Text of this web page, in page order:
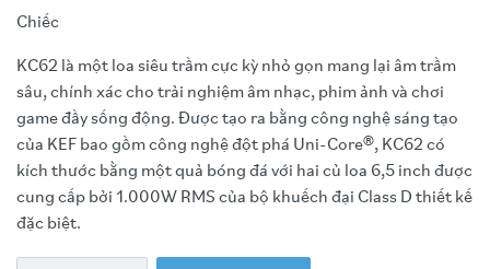
Chiếc
KC62 là một loa siêu trầm cực kỳ nhỏ gọn mang lại âm trầm
sâu, chính xác cho trải nghiệm âm nhạc, phim ảnh và chơi
game đầy sống động. Được tạo ra bằng công nghệ sáng tạo
của KEF bao gồm công nghệ đột phá Uni-Core®, KC62 có
kích thước bằng một quả bóng đá với hai củ loa 6,5 inch được
cung cấp bởi 1.000W RMS của bộ khuếch đại Class D thiết kế
đặc biệt.